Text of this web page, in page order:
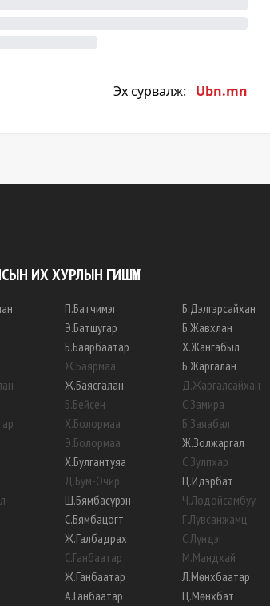
Эх сурвалж: Ubn.mn
ИХ ХУРЛЫН ГИШҮҮН
П.Батчимэг
Э.Батшугар
Б.Баярбаатар
Ж.Баярмаа
Ж.Баясгалан
Б.Бейсен
Х.Болормаа
Э.Болормаа
Х.Булгантуяа
Д.Бум-Очир
Ш.Бямбасүрэн
С.Бямбацогт
Ж.Галбадрах
С.Ганбаатар
Ж.Ганбаатар
А.Ганбаатар
Б.Дэлгэрсайхан
Б.Жавхлан
Х.Жангабыл
Б.Жаргалан
Д.Жаргалсайхан
С.Замира
Б.Заяабал
Ж.Золжаргал
С.Зулпхар
Ц.Идэрбат
Ч.Лодойсамбуу
Г.Лувсанжамц
С.Лүндэг
М.Мандхай
Л.Мөнхбаатар
Ц.Мөнхбат